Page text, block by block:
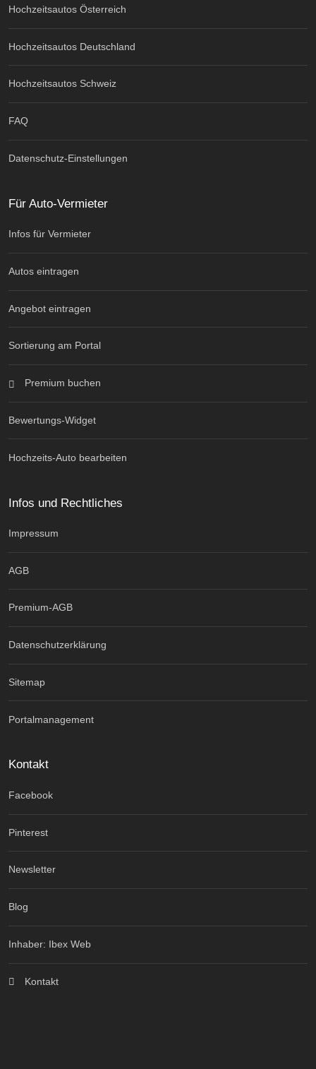
Hochzeitsautos Österreich
Hochzeitsautos Deutschland
Hochzeitsautos Schweiz
FAQ
Datenschutz-Einstellungen
Für Auto-Vermieter
Infos für Vermieter
Autos eintragen
Angebot eintragen
Sortierung am Portal
Premium buchen
Bewertungs-Widget
Hochzeits-Auto bearbeiten
Infos und Rechtliches
Impressum
AGB
Premium-AGB
Datenschutzerklärung
Sitemap
Portalmanagement
Kontakt
Facebook
Pinterest
Newsletter
Blog
Inhaber: Ibex Web
Kontakt